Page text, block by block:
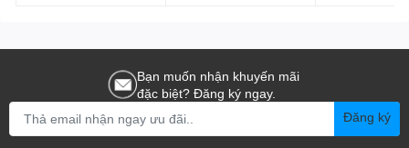
Bạn muốn nhận khuyến mãi
đặc biệt? Đăng ký ngay.
Đăng ký